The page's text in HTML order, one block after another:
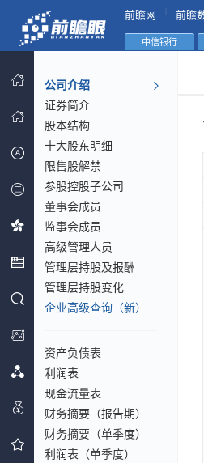
前瞻网 前瞻
中信银行
公司介绍
证券简介
股本结构
十大股东明细
限售股解禁
参股控股子公司
董事会成员
监事会成员
高级管理人员
管理层持股及报酬
管理层持股变化
企业高级查询（新）
资产负债表
利润表
现金流量表
财务摘要（报告期）
财务摘要（单季度）
利润表（单季度）